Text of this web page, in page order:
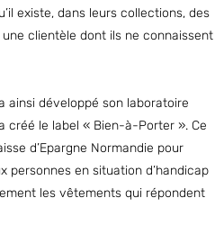
existe, dans leurs collections, des
clientèle dont ils ne connaissent
ainsi développé son laboratoire
créé le label « Bien-à-Porter ». Ce
d’Epargne Normandie pour
personnes en situation d’handicap
les vêtements qui répondent